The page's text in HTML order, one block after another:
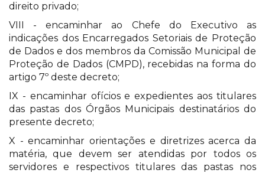
direito privado;
VIII - encaminhar ao Chefe do Executivo as
indicações dos Encarregados Setoriais de Proteção
de Dados e dos membros da Comissão Municipal de
Proteção de Dados (CMPD), recebidas na forma do
artigo 7º deste decreto;
IX - encaminhar ofícios e expedientes aos titulares
das pastas dos Órgãos Municipais destinatários do
presente decreto;
X - encaminhar orientações e diretrizes acerca da
matéria, que devem ser atendidas por todos os
servidores e respectivos titulares das pastas nos